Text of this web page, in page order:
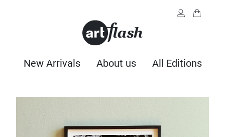
New Arrivals About us All Editions